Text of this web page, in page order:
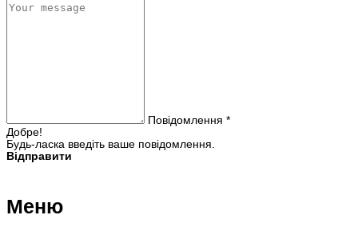
Повідомлення *
Добре!
Будь-ласка введіть ваше повідомлення.
Відправити
Меню